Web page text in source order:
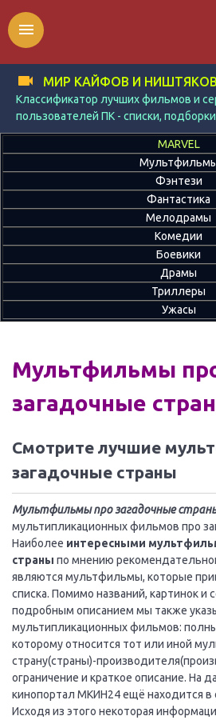
МИР КАЙФОВ И
Классификатор лучших фильмов и
пользователей ПК - списки,
menu
MARVEL
Фэнтези
Фантастика
Мелодрамы
Комедии
Боевики
Драмы
Триллеры
Ужасы
Мультфильмы
загадочные
Смотрите лучшие
загадочные страны
Мультфильмы про загадочные
мультипликационных фильмов про
Наиболее интересными
страны по мнению
являются мультфильмы, которые
списка. Помимо названий, картинок и
подробным описанием мы также
мультипликационных фильмов:
которому относится тот или иной
страну(страны)-
ограничение и краткое описание. На
кинопортал МКИН24 ещё находится в
Исходя из этого некоторая